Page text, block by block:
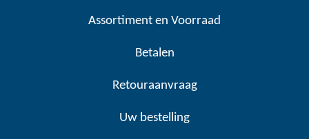
Assortiment en Voorraad
Betalen
Retouraanvraag
Uw bestelling